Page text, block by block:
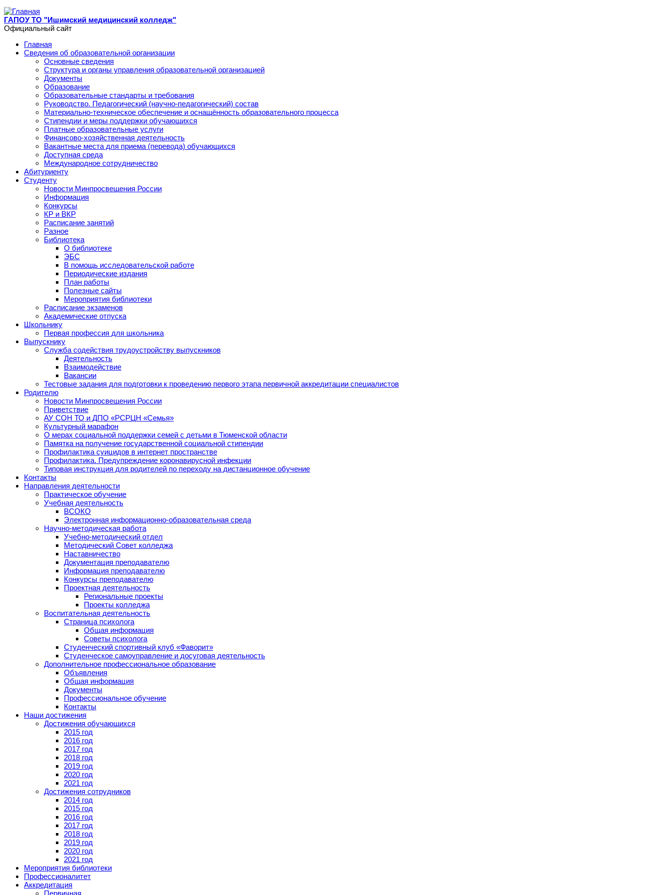
Перейти к основному содержанию
ГАПОУ ТО "Ишимский медицинский колледж"
Официальный сайт
Главная
Сведения об образовательной организации
Основные сведения
Структура и органы управления образовательной организацией
Документы
Образование
Образовательные стандарты и требования
Руководство. Педагогический (научно-педагогический) состав
Материально-техническое обеспечение и оснащённость образовательного процесса
Стипендии и меры поддержки обучающихся
Платные образовательные услуги
Финансово-хозяйственная деятельность
Вакантные места для приема (перевода) обучающихся
Доступная среда
Международное сотрудничество
Абитуриенту
Студенту
Новости Минпросвещения России
Информация
Конкурсы
КР и ВКР
Расписание занятий
Разное
Библиотека
О библиотеке
ЭБС
В помощь исследовательской работе
Периодические издания
План работы
Полезные сайты
Мероприятия библиотеки
Расписание экзаменов
Академические отпуска
Школьнику
Первая профессия для школьника
Выпускнику
Служба содействия трудоустройству выпускников
Деятельность
Взаимодействие
Вакансии
Тестовые задания для подготовки к проведению первого этапа первичной аккредитации специалистов
Родителю
Новости Минпросвещения России
Приветствие
АУ СОН ТО и ДПО «РСРЦН «Семья»
Культурный марафон
О мерах социальной поддержки семей с детьми в Тюменской области
Памятка на получение государственной социальной стипендии
Профилактика суицидов в интернет пространстве
Профилактика. Предупреждение коронавирусной инфекции
Типовая инструкция для родителей по переходу на дистанционное обучение
Контакты
Направления деятельности
Практическое обучение
Учебная деятельность
ВСОКО
Электронная информационно-образовательная среда
Научно-методическая работа
Учебно-методический отдел
Методический Совет колледжа
Наставничество
Документация преподавателю
Информация преподавателю
Конкурсы преподавателю
Проектная деятельность
Региональные проекты
Проекты колледжа
Воспитательная деятельность
Страница психолога
Общая информация
Советы психолога
Студенческий спортивный клуб «Фаворит»
Студенческое самоуправление и досуговая деятельность
Дополнительное профессиональное образование
Объявления
Общая информация
Документы
Профессиональное обучение
Контакты
Наши достижения
Достижения обучающихся
2015 год
2016 год
2017 год
2018 год
2019 год
2020 год
2021 год
Достижения сотрудников
2014 год
2015 год
2016 год
2017 год
2018 год
2019 год
2020 год
2021 год
Мероприятия библиотеки
Профессионалитет
Аккредитация
Первичная